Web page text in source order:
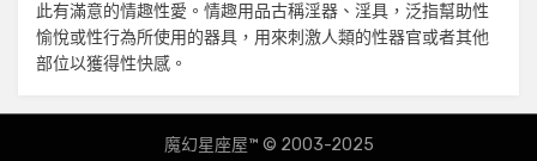
此有滿意的情趣性愛。 情趣用品古稱淫器、淫具，泛指幫助性
愉悅或性行為所使用的器具，用來刺激人類的性器官或者其他
部位以獲得性快感。
魔幻星座屋™ © 2003-2025